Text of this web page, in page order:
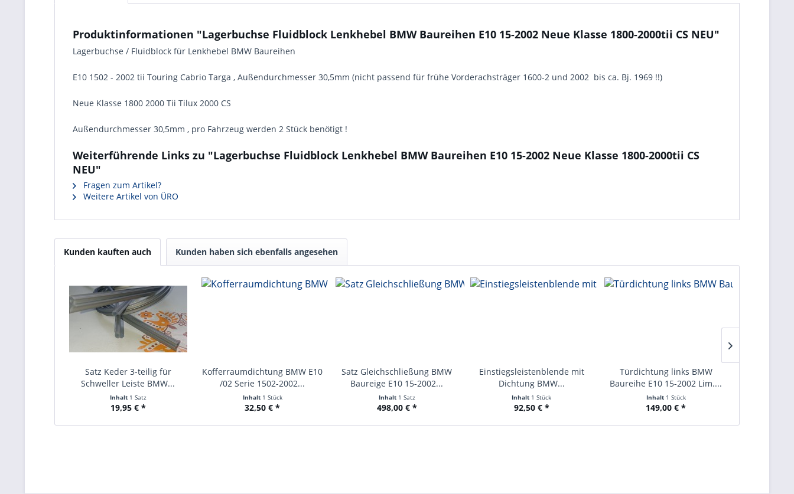
Produktinformationen "Lagerbuchse Fluidblock Lenkhebel BMW Baureihen E10 15-2002 Neue Klasse 1800-2000tii CS NEU"
Lagerbuchse / Fluidblock für Lenkhebel BMW Baureihen
E10 1502 - 2002 tii Touring Cabrio Targa , Außendurchmesser 30,5mm (nicht passend für frühe Vorderachsträger 1600-2 und 2002 bis ca. Bj. 1969 !!)
Neue Klasse 1800 2000 Tii Tilux 2000 CS
Außendurchmesser 30,5mm , pro Fahrzeug werden 2 Stück benötigt !
Weiterführende Links zu "Lagerbuchse Fluidblock Lenkhebel BMW Baureihen E10 15-2002 Neue Klasse 1800-2000tii CS
NEU"
Fragen zum Artikel?
Weitere Artikel von ÜRO
Kunden kauften auch Kunden haben sich ebenfalls angesehen
Satz Keder 3-teilig für
Schweller Leiste BMW...
Inhalt 1 Satz
19,95 € *
Kofferraumdichtung BMW E10
/02 Serie 1502-2002...
Inhalt 1 Stück
32,50 € *
Satz Gleichschließung BMW
Baureige E10 15-2002...
Inhalt 1 Satz
498,00 € *
Einstiegsleistenblende mit
Dichtung BMW...
Inhalt 1 Stück
92,50 € *
Türdichtung links BMW
Baureihe E10 15-2002 Lim....
Inhalt 1 Stück
149,00 € *